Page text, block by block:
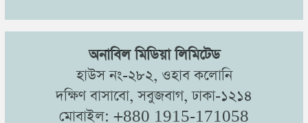
অনাবিল মিডিয়া লিমিটেড
হাউস নং-২৮২, ওহাব কলোনি
দক্ষিণ বাসাবো, সবুজবাগ, ঢাকা-১২১৪
মোবাইল: +880 1915-171058